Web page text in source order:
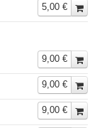
5,00 €
9,00 €
9,00 €
9,00 €